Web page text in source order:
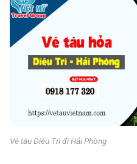
Vé tàu Diêu Trì đi Hải Phòng